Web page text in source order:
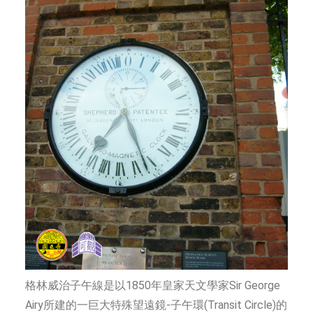
格林威治子午線是以1850年皇家天文學家Sir George
Airy所建的一巨大特殊望遠鏡-子午環(Transit Circle)的